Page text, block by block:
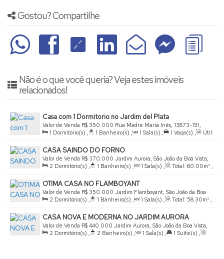
Gostou? Compartilhe
Não é o que você queria? Veja estes imóveis
relacionados!
Casa com 1 Dormitorio no Jardim del Plata
R$ 350.000
Valor de Venda
Rua Madre Maria Inês, 13873-151,
Jardim Del Plata, São João da Boa Vista, São Paulo, Brasil
1 Dormitório(s) , 1 Banheiro(s) , 1 Sala(s) , 1 Vaga(s) ,
Útil:
60.00m² , Terreno: 250.00m² , Comprimento: 25.00m ,
Fundos: 10.00m , Frente: 10 .00
Lado Esquerdo: 25 .00m
CASA SAINDO DO FORNO
R$ 370.000
Valor de Venda
Jardim Aurora, São João da Boa Vista,
São Paulo, Brasil
2 Dormitório(s) , 1 Banheiro(s) , 1 Sala(s) , Total: 60.00m² ,
2 Vaga(s) , Útil: 60.00m² , Terreno: 200.00m²
OTIMA CASA NO FLAMBOYANT
R$ 350.000
Valor de Venda
Jardim Flamboyant, São João da Boa
Vista, São Paulo, Brasil
2 Dormitório(s) , 1 Banheiro(s) , 1 Sala(s) , Total: 58.30m² ,
2 Vaga(s) , Útil: 58.30~ 59.00m² , Terreno: 125.00m²
CASA NOVA E MODERNA NO JARDIM AURORA
R$ 440.000
Valor de Venda
Jardim Aurora, São João da Boa Vista,
São Paulo, Brasil
2 Dormitório(s) , 2 Banheiro(s) , 1 Sala(s) , 1 Suíte(s) ,